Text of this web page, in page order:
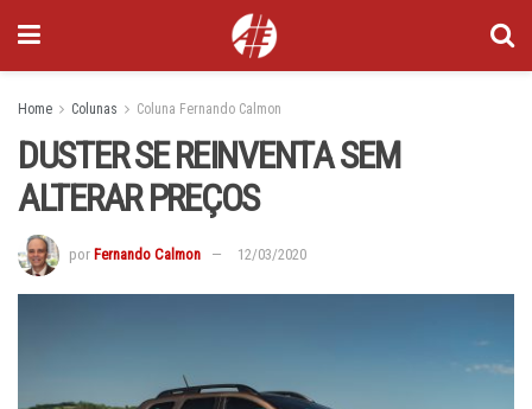
Home Colunas Coluna Fernando Calmon
DUSTER SE REINVENTA SEM
ALTERAR PREÇOS
por Fernando Calmon 12/03/2020